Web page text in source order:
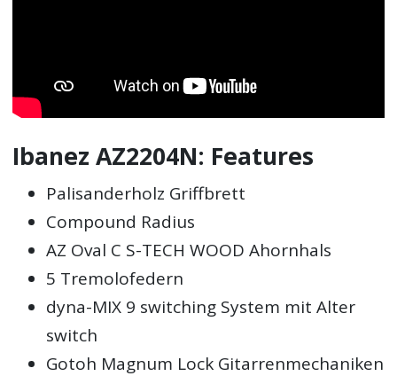
Ibanez AZ2204N: Features
Palisanderholz Griffbrett
Compound Radius
AZ Oval C S-TECH WOOD Ahornhals
5 Tremolofedern
dyna-MIX 9 switching System mit Alter
switch
Gotoh Magnum Lock Gitarrenmechaniken